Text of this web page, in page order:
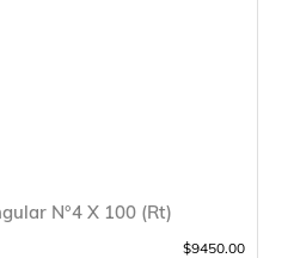
N°4 X 100 (Rt)
$9450.00